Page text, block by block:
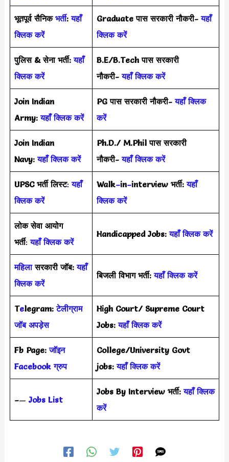
भूतपूर्व सैनिक भर्ती: यहाँ
क्लिक करें
Graduate पास सरकारी नौकरी- यहाँ
क्लिक करें
पुलिस & सेना भर्ती: यहाँ
क्लिक करें
B.E/B.Tech पास सरकारी
नौकरी- यहाँ क्लिक करें
Join Indian
Army:यहाँ क्लिक करें
PG पास सरकारी नौकरी- यहाँ क्लिक
करें
Join Indian
Navy:यहाँ क्लिक करें
Ph.D./ M.Phil पास सरकारी
नौकरी- यहाँ क्लिक करें
UPSC भर्ती लिस्ट:यहाँ
क्लिक करें
Walk–in–interview भर्ती:यहाँ
क्लिक करें
लोक सेवा आयोग
भर्ती:यहाँ क्लिक करें
Handicapped Jobs:यहाँ क्लिक करें
महिलासरकारी जॉब: यहाँ
क्लिक करें
बिजली विभाग भर्ती:यहाँ क्लिक करें
Telegram: टेलीग्राम
जॉब अपड़ेस
High Court/ Supreme Court
Jobs:यहाँ क्लिक करें
Fb Page:जॉइन
Facebook ग्रुप
College/University Govt
jobs:यहाँ क्लिक करें
–— Jobs List
Jobs By Interview भर्ती:यहाँ क्लिक
करें